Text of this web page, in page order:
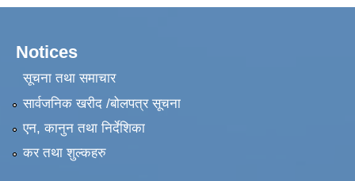
Notices
सूचना तथा समाचार
सार्वजनिक खरीद /बोलपत्र सूचना
एन, कानुन तथा निर्देशिका
कर तथा शुल्कहरु